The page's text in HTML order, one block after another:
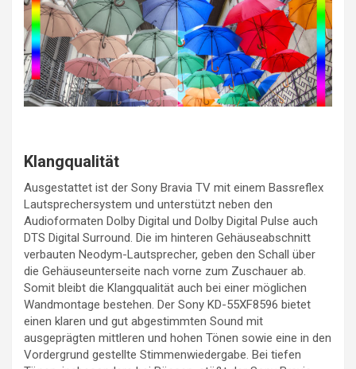
Klangqualität
Ausgestattet ist der Sony Bravia TV mit einem Bassreflex
Lautsprechersystem und unterstützt neben den
Audioformaten Dolby Digital und Dolby Digital Pulse auch
DTS Digital Surround. Die im hinteren Gehäuseabschnitt
verbauten Neodym-Lautsprecher, geben den Schall über
die Gehäuseunterseite nach vorne zum Zuschauer ab.
Somit bleibt die Klangqualität auch bei einer möglichen
Wandmontage bestehen. Der Sony KD-55XF8596 bietet
einen klaren und gut abgestimmten Sound mit
ausgeprägten mittleren und hohen Tönen sowie eine in den
Vordergrund gestellte Stimmenwiedergabe. Bei tiefen